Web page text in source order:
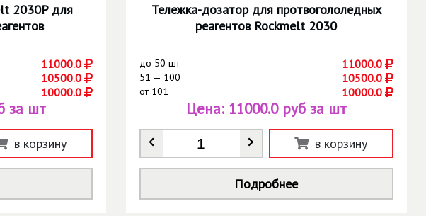
2030P для
11000.0
10500.0
10000.0
за шт
в корзину
Тележка-дозатор для протвогололедных
реагентов Rockmelt 2030
до 50 шт 11000.0
51 — 100 10500.0
от101 10000.0
Количество *
Цена: 11000.0 руб за шт
в корзину
Подробнее